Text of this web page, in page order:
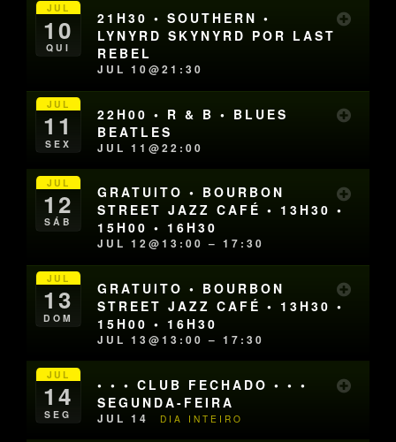
JUL
10
QUI
21H30 • SOUTHERN •
LYNYRD SKYNYRD POR LAST
REBEL
JUL 10@21:30
JUL
11
SEX
22H00 • R & B • BLUES
BEATLES
JUL 11@22:00
JUL
12
SÁB
GRATUITO • BOURBON
STREET JAZZ CAFÉ • 13H30 •
15H00 • 16H30
JUL 12@13:00 – 17:30
JUL
13
DOM
GRATUITO • BOURBON
STREET JAZZ CAFÉ • 13H30 •
15H00 • 16H30
JUL 13@13:00 – 17:30
JUL
14
SEG
• • • CLUB FECHADO • • •
SEGUNDA-FEIRA
JUL 14 DIA INTEIRO